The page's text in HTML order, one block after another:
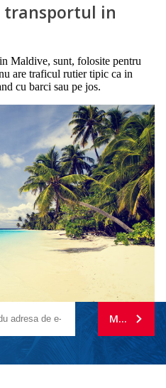
in
Maldive, sunt, folosite pentru
are traficul rutier tipic ca in
cu barci sau pe jos.
MA